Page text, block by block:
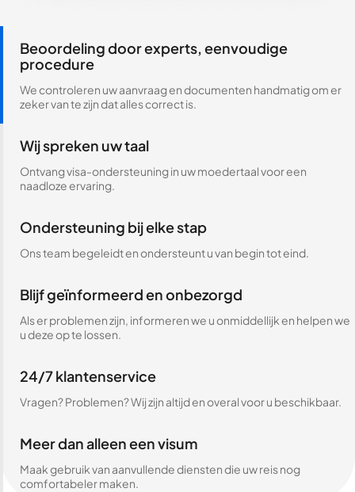
Beoordeling door experts, eenvoudige
procedure
We controleren uw aanvraag en documenten handmatig om er
zeker van te zijn dat alles correct is.
Wij spreken uw taal
Ontvang visa-ondersteuning in uw moedertaal voor een
naadloze ervaring.
Ondersteuning bij elke stap
Ons team begeleidt en ondersteunt u van begin tot eind.
Blijf geïnformeerd en onbezorgd
Als er problemen zijn, informeren we u onmiddellijk en helpen we
u deze op te lossen.
24/7 klantenservice
Vragen? Problemen? Wij zijn altijd en overal voor u beschikbaar.
Meer dan alleen een visum
Maak gebruik van aanvullende diensten die uw reis nog
comfortabeler maken.